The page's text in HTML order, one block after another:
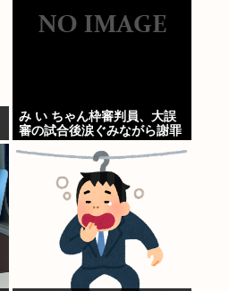
み い ちゃん枠審判員、大誤
審の試合後涙ぐみながら謝罪